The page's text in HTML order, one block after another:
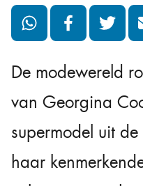
De modewereld
van Georgina
supermodel uit
haar